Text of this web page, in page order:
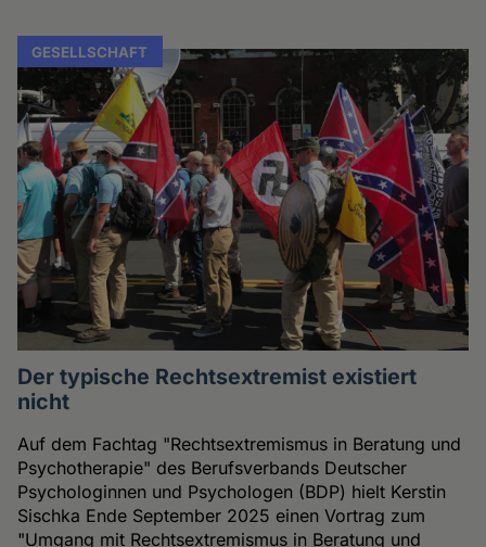
GESELLSCHAFT
Der typische Rechtsextremist existiert
nicht
Auf dem Fachtag "Rechtsextremismus in Beratung und
Psychotherapie" des Berufsverbands Deutscher
Psychologinnen und Psychologen (BDP) hielt Kerstin
Sischka Ende September 2025 einen Vortrag zum
"Umgang mit Rechtsextremismus in Beratung und